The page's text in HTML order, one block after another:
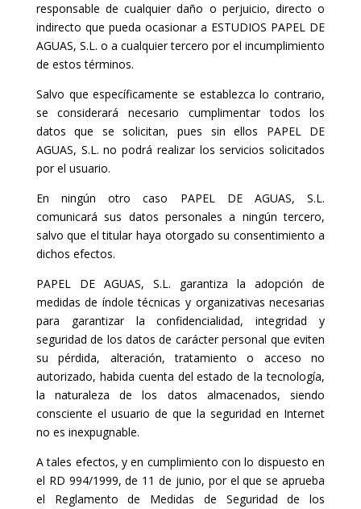
responsable de cualquier daño o perjuicio, directo o
indirecto que pueda ocasionar a ESTUDIOS PAPEL DE
AGUAS, S.L. o a cualquier tercero por el incumplimiento
de estos términos.
Salvo que específicamente se establezca lo contrario,
se considerará necesario cumplimentar todos los
datos que se solicitan, pues sin ellos PAPEL DE
AGUAS, S.L. no podrá realizar los servicios solicitados
por el usuario.
En ningún otro caso PAPEL DE AGUAS, S.L.
comunicará sus datos personales a ningún tercero,
salvo que el titular haya otorgado su consentimiento a
dichos efectos.
PAPEL DE AGUAS, S.L. garantiza la adopción de
medidas de índole técnicas y organizativas necesarias
para garantizar la confidencialidad, integridad y
seguridad de los datos de carácter personal que eviten
su pérdida, alteración, tratamiento o acceso no
autorizado, habida cuenta del estado de la tecnología,
la naturaleza de los datos almacenados, siendo
consciente el usuario de que la seguridad en Internet
no es inexpugnable.
A tales efectos, y en cumplimiento con lo dispuesto en
el RD 994/1999, de 11 de junio, por el que se aprueba
el Reglamento de Medidas de Seguridad de los